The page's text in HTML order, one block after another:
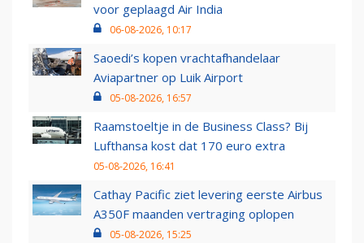
voor geplaagd Air India
06-08-2026, 10:17
Saoedi’s kopen vrachtafhandelaar
Aviapartner op Luik Airport
05-08-2026, 16:57
Raamstoeltje in de Business Class? Bij
Lufthansa kost dat 170 euro extra
05-08-2026, 16:41
Cathay Pacific ziet levering eerste Airbus
A350F maanden vertraging oplopen
05-08-2026, 15:25